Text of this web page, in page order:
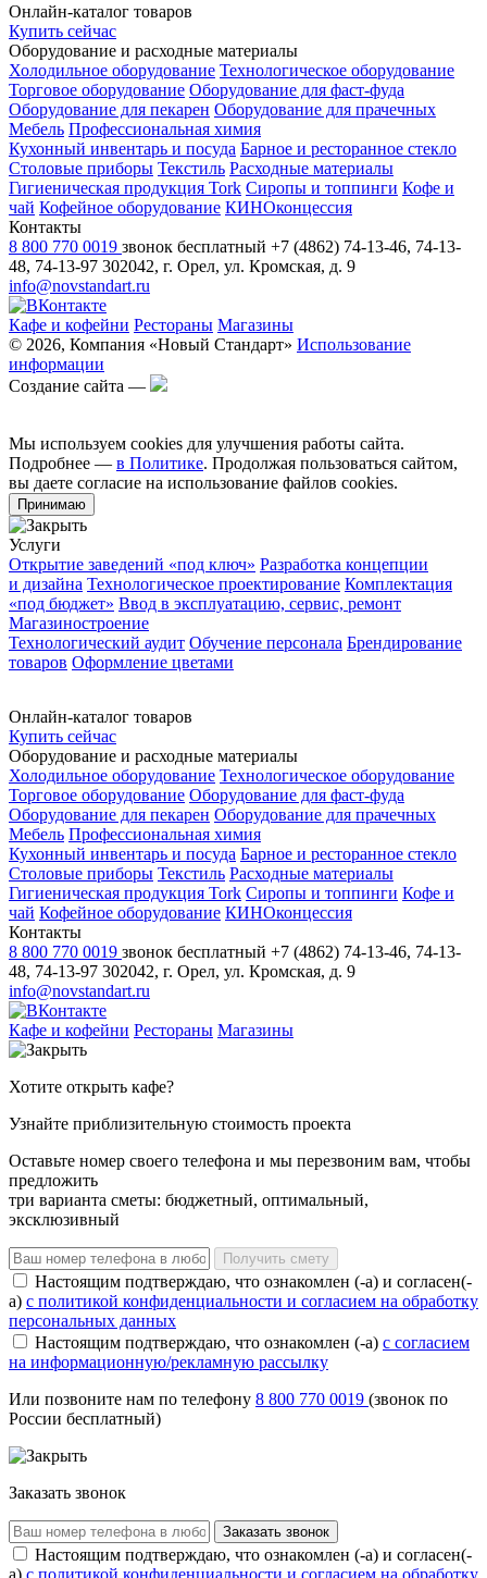
Онлайн-каталог товаров
Купить сейчас
Оборудование и расходные материалы
Холодильное оборудование Технологическое оборудование
Торговое оборудование Оборудование для фаст-фуда
Оборудование для пекарен Оборудование для прачечных
Мебель Профессиональная химия
Кухонный инвентарь и посуда Барное и ресторанное стекло
Столовые приборы Текстиль Расходные материалы
Гигиеническая продукция Tork Сиропы и топпинги Кофе и
чай Кофейное оборудование КИНОконцессия
Контакты
8 800 770 0019 звонок бесплатный +7 (4862) 74-13-46, 74-13-
48, 74-13-97 302042, г. Орел, ул. Кромская, д. 9
info@novstandart.ru
Кафе и кофейни Рестораны Магазины
© 2026, Компания «Новый Стандарт» Использование
информации
Создание сайта —
Мы используем cookies для улучшения работы сайта.
Подробнее — в Политике. Продолжая пользоваться сайтом,
вы даете согласие на использование файлов cookies.
Принимаю
Услуги
Открытие заведений «под ключ» Разработка концепции
и дизайна Технологическое проектирование Комплектация
«под бюджет» Ввод в эксплуатацию, сервис, ремонт
Магазиностроение
Технологический аудит Обучение персонала Брендирование
товаров Оформление цветами
Онлайн-каталог товаров
Купить сейчас
Оборудование и расходные материалы
Холодильное оборудование Технологическое оборудование
Торговое оборудование Оборудование для фаст-фуда
Оборудование для пекарен Оборудование для прачечных
Мебель Профессиональная химия
Кухонный инвентарь и посуда Барное и ресторанное стекло
Столовые приборы Текстиль Расходные материалы
Гигиеническая продукция Tork Сиропы и топпинги Кофе и
чай Кофейное оборудование КИНОконцессия
Контакты
8 800 770 0019 звонок бесплатный +7 (4862) 74-13-46, 74-13-
48, 74-13-97 302042, г. Орел, ул. Кромская, д. 9
info@novstandart.ru
Кафе и кофейни Рестораны Магазины
Хотите открыть кафе?
Узнайте приблизительную стоимость проекта
Оставьте номер своего телефона и мы перезвоним вам, чтобы
предложить
три варианта сметы: бюджетный, оптимальный,
эксклюзивный
Получить смету
Настоящим подтверждаю, что ознакомлен (-а) и согласен(-
а) с политикой конфиденциальности и согласием на обработку
персональных данных
Настоящим подтверждаю, что ознакомлен (-а) с согласием
на информационную/рекламную рассылку
Или позвоните нам по телефону 8 800 770 0019 (звонок по
России бесплатный)
Заказать звонок
Заказать звонок
Настоящим подтверждаю, что ознакомлен (-а) и согласен(-
а) с политикой конфиденциальности и согласием на обработку